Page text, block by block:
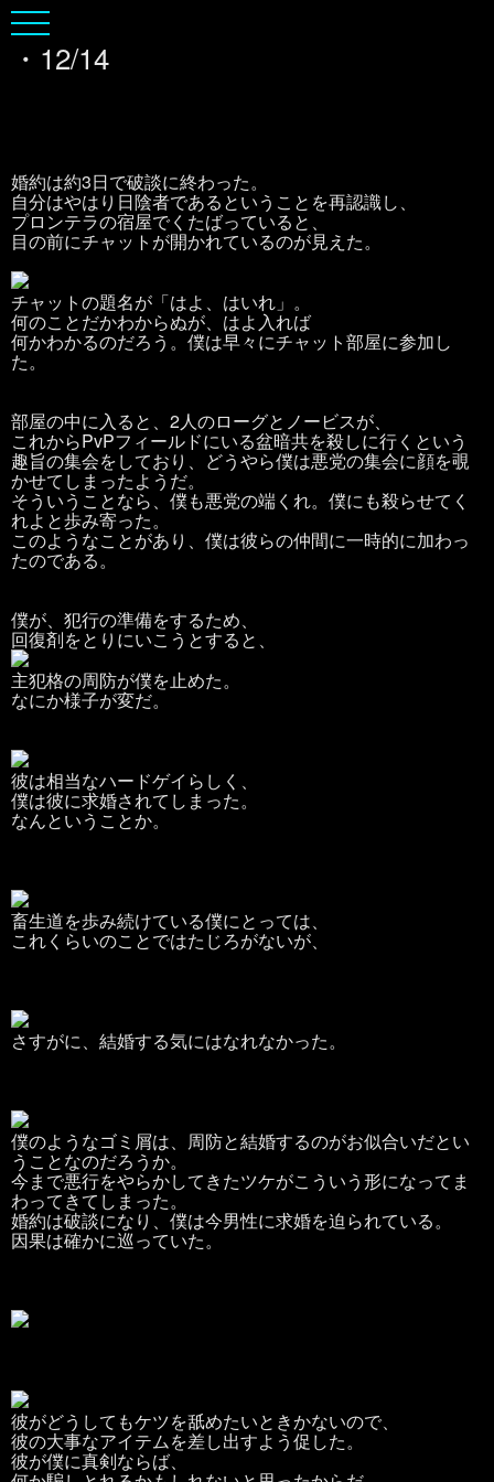
・12/14
婚約は約3日で破談に終わった。
自分はやはり日陰者であるということを再認識し、
プロンテラの宿屋でくたばっていると、
目の前にチャットが開かれているのが見えた。
チャットの題名が「はよ、はいれ」。
何のことだかわからぬが、はよ入れば
何かわかるのだろう。僕は早々にチャット部屋に参加し
た。
部屋の中に入ると、2人のローグとノービスが、
これからPvPフィールドにいる盆暗共を殺しに行くという
趣旨の集会をしており、どうやら僕は悪党の集会に顔を覗
かせてしまったようだ。
そういうことなら、僕も悪党の端くれ。僕にも殺らせてく
れよと歩み寄った。
このようなことがあり、僕は彼らの仲間に一時的に加わっ
たのである。
僕が、犯行の準備をするため、
回復剤をとりにいこうとすると、
主犯格の周防が僕を止めた。
なにか様子が変だ。
彼は相当なハードゲイらしく、
僕は彼に求婚されてしまった。
なんということか。
畜生道を歩み続けている僕にとっては、
これくらいのことではたじろがないが、
さすがに、結婚する気にはなれなかった。
僕のようなゴミ屑は、周防と結婚するのがお似合いだとい
うことなのだろうか。
今まで悪行をやらかしてきたツケがこういう形になってま
わってきてしまった。
婚約は破談になり、僕は今男性に求婚を迫られている。
因果は確かに巡っていた。
彼がどうしてもケツを舐めたいときかないので、
彼の大事なアイテムを差し出すよう促した。
彼が僕に真剣ならば、